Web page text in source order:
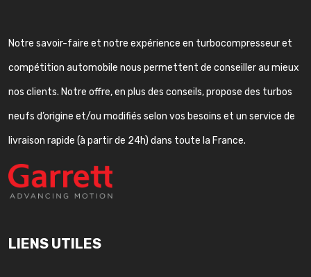
Notre savoir-faire et notre expérience en turbocompresseur et
compétition automobile nous permettent de conseiller au mieux
nos clients. Notre offre, en plus des conseils, propose des turbos
neufs d’origine et/ou modifiés selon vos besoins et un service de
livraison rapide (à partir de 24h) dans toute la France.
LIENS UTILES